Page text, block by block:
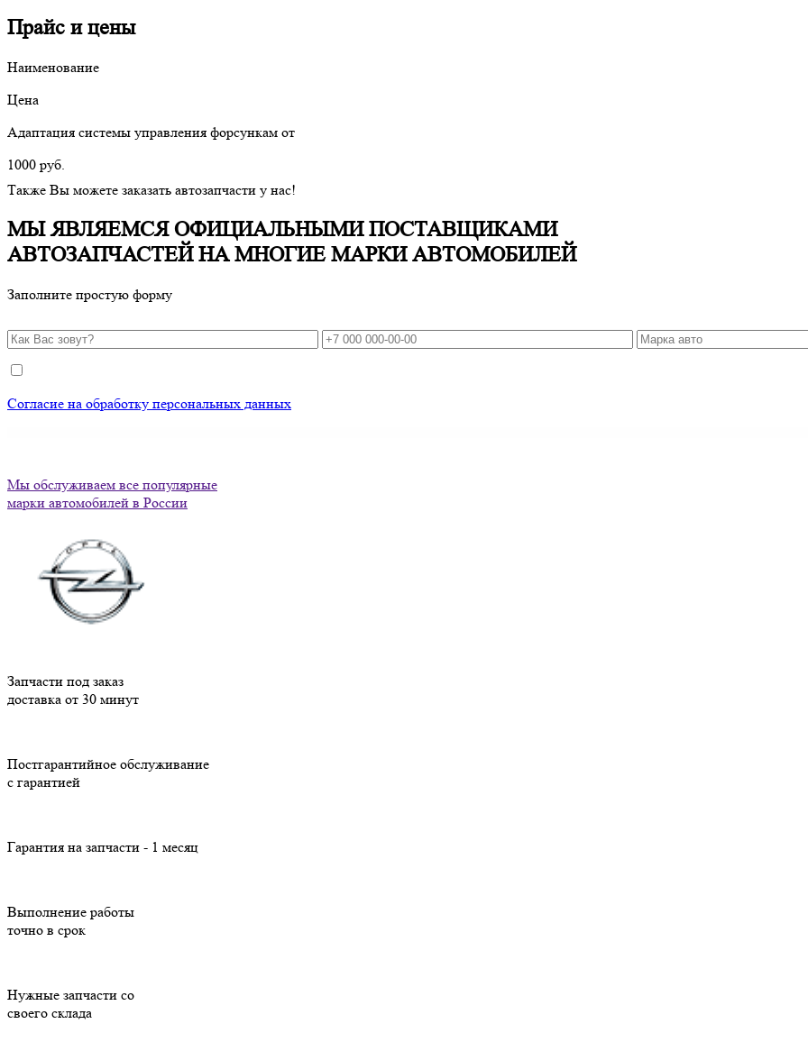
Прайс и цены
Наименование
Цена
Адаптация системы управления форсункам от
1000 руб.
Также Вы можете заказать автозапчасти у нас!
МЫ ЯВЛЯЕМСЯ ОФИЦИАЛЬНЫМИ ПОСТАВЩИКАМИ
АВТОЗАПЧАСТЕЙ НА МНОГИЕ МАРКИ АВТОМОБИЛЕЙ
Заполните простую форму
Согласие на обработку персональных данных
Мы обслуживаем все популярные
марки автомобилей в России
Запчасти под заказ
доставка от 30 минут
Постгарантийное обслуживание
с гарантией
Гарантия на запчасти - 1 месяц
Выполнение работы
точно в срок
Нужные запчасти со
своего склада